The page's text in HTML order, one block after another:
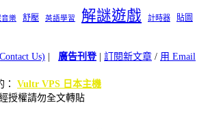
音樂 舒壓 英語學習 解謎遊戲 計時器
貼圖
Us) 廣告刊登| 訂閱新文章 / 用 Email
： Vultr VPS 日本主機
授權請勿全文轉貼